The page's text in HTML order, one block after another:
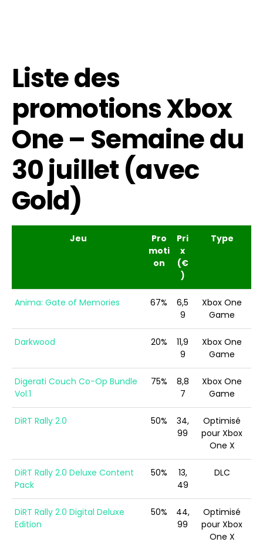
Liste des
promotions Xbox
One – Semaine du
30 juillet (avec
Gold)
Jeu
Pro
moti
on
Pri
x
(€
)
Type
Anima: Gate of Memories 67%
6,5
9
Xbox One
Game
Darkwood 20%
11,9
9
Xbox One
Game
Digerati Couch Co-Op Bundle
Vol.1
75%
8,8
7
Xbox One
Game
DiRT Rally 2.0 50%
34,
99
Optimisé
pour Xbox
One X
DiRT Rally 2.0 Deluxe Content
Pack
50%
13,
49
DLC
DiRT Rally 2.0 Digital Deluxe
Edition
50%
44,
99
Optimisé
pour Xbox
One X